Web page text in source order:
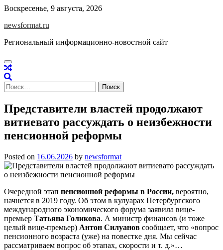
Skip
content
Воскресенье, 9 августа, 2026
newsformat.ru
Региональный информационно-новостной сайт
Найти:
Представители властей продолжают
витиевато рассуждать о неизбежности
пенсионной реформы
Posted on 16.06.2026 by newsformat
Очередной этап пенсионной реформы в России, вероятно,
начнется в 2019 году. Об этом в кулуарах Петербургского
международного экономического форума заявила вице-
премьер Татьяна Голикова. А министр финансов (и тоже
целый вице-премьер) Антон Силуанов сообщает, что «вопрос
пенсионного возраста (уже) на повестке дня. Мы сейчас
рассматриваем вопрос об этапах, скорости и т. д.»…